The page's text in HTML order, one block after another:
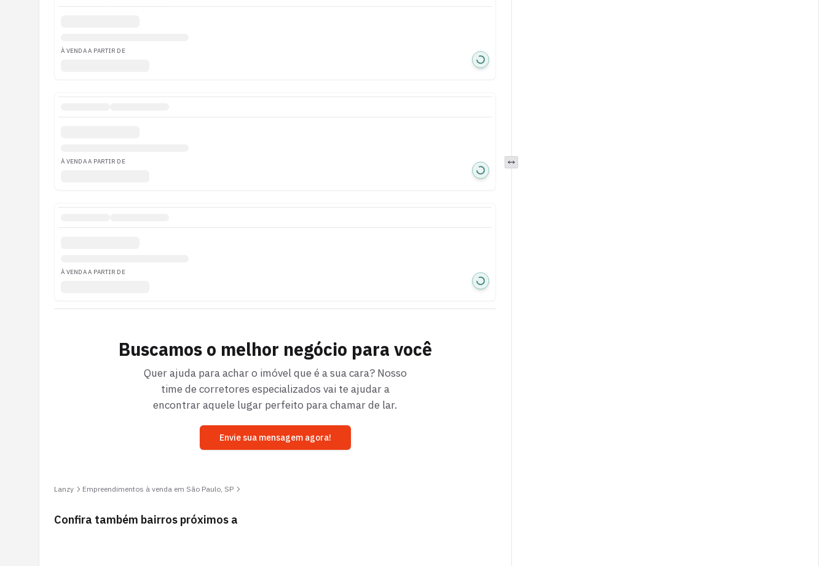
À VENDA A PARTIR DE
À VENDA A PARTIR DE
À VENDA A PARTIR DE
Buscamos o melhor negócio para você
Quer ajuda para achar o imóvel que é a sua cara? Nosso
time de corretores especializados vai te ajudar a
encontrar aquele lugar perfeito para chamar de lar.
Envie sua mensagem agora!
Lanzy Empreendimentos à venda em São Paulo, SP
Confira também bairros próximos a